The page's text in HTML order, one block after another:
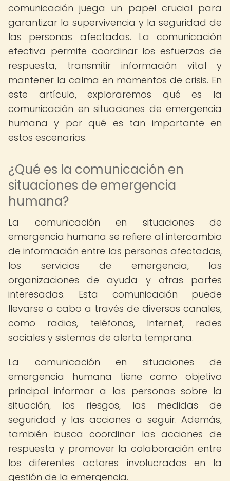
comunicación juega un papel crucial para
garantizar la supervivencia y la seguridad de
las personas afectadas. La comunicación
efectiva permite coordinar los esfuerzos de
respuesta, transmitir información vital y
mantener la calma en momentos de crisis. En
este artículo, exploraremos qué es la
comunicación en situaciones de emergencia
humana y por qué es tan importante en
estos escenarios.
¿Qué es la comunicación en
situaciones de emergencia
humana?
La comunicación en situaciones de
emergencia humana se refiere al intercambio
de información entre las personas afectadas,
los servicios de emergencia, las
organizaciones de ayuda y otras partes
interesadas. Esta comunicación puede
llevarse a cabo a través de diversos canales,
como radios, teléfonos, Internet, redes
sociales y sistemas de alerta temprana.
La comunicación en situaciones de
emergencia humana tiene como objetivo
principal informar a las personas sobre la
situación, los riesgos, las medidas de
seguridad y las acciones a seguir. Además,
también busca coordinar las acciones de
respuesta y promover la colaboración entre
los diferentes actores involucrados en la
gestión de la emergencia.